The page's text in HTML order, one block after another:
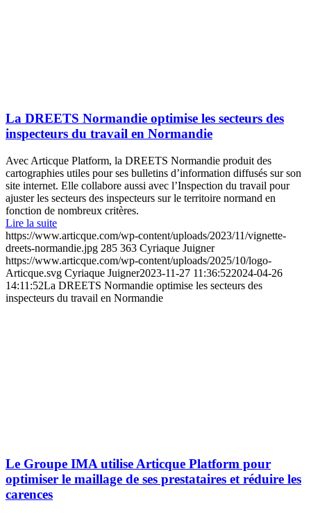
La DREETS Normandie optimise les secteurs des
inspecteurs du travail en Normandie
Avec Articque Platform, la DREETS Normandie produit des
cartographies utiles pour ses bulletins d’information diffusés sur son
site internet. Elle collabore aussi avec l’Inspection du travail pour
ajuster les secteurs des inspecteurs sur le territoire normand en
fonction de nombreux critères.
Lire la suite
https://www.articque.com/wp-content/uploads/2023/11/vignette-
dreets-normandie.jpg 285 363 Cyriaque Juigner
https://www.articque.com/wp-content/uploads/2025/10/logo-
Articque.svg Cyriaque Juigner2023-11-27 11:36:522024-04-26
14:11:52La DREETS Normandie optimise les secteurs des
inspecteurs du travail en Normandie
Le Groupe IMA utilise Articque Platform pour
optimiser le maillage de ses prestataires et réduire les
carences